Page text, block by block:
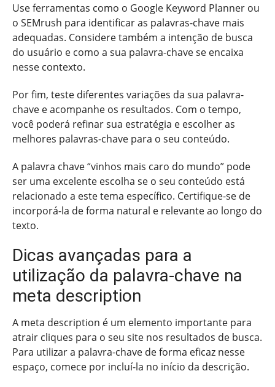
Use ferramentas como o Google Keyword Planner ou
o SEMrush para identificar as palavras-chave mais
adequadas. Considere também a intenção de busca
do usuário e como a sua palavra-chave se encaixa
nesse contexto.
Por fim, teste diferentes variações da sua palavra-
chave e acompanhe os resultados. Com o tempo,
você poderá refinar sua estratégia e escolher as
melhores palavras-chave para o seu conteúdo.
A palavra chave “vinhos mais caro do mundo” pode
ser uma excelente escolha se o seu conteúdo está
relacionado a este tema específico. Certifique-se de
incorporá-la de forma natural e relevante ao longo do
texto.
Dicas avançadas para a
utilização da palavra-chave na
meta description
A meta description é um elemento importante para
atrair cliques para o seu site nos resultados de busca.
Para utilizar a palavra-chave de forma eficaz nesse
espaço, comece por incluí-la no início da descrição.